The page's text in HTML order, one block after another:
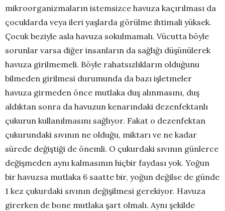
mikroorganizmaların istemsizce havuza kaçırılması da
çocuklarda veya ileri yaşlarda görülme ihtimali yüksek.
Çocuk beziyle asla havuza sokulmamalı. Vücutta böyle
sorunlar varsa diğer insanların da sağlığı düşünülerek
havuza girilmemeli. Böyle rahatsızlıkların olduğunu
bilmeden girilmesi durumunda da bazı işletmeler
havuza girmeden önce mutlaka duş alınmasını, duş
aldıktan sonra da havuzun kenarındaki dezenfektanlı
çukurun kullanılmasını sağlıyor. Fakat o dezenfektan
çukurundaki sıvının ne olduğu, miktarı ve ne kadar
sürede değiştiği de önemli. O çukurdaki sıvının günlerce
değişmeden aynı kalmasının hiçbir faydası yok. Yoğun
bir havuzsa mutlaka 6 saatte bir, yoğun değilse de günde
1 kez çukurdaki sıvının değişilmesi gerekiyor. Havuza
girerken de bone mutlaka şart olmalı. Aynı şekilde